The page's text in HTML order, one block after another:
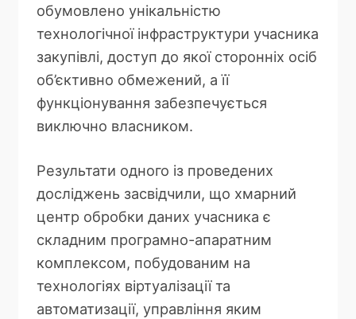
обумовлено унікальністю
технологічної інфраструктури учасника
закупівлі, доступ до якої сторонніх осіб
об’єктивно обмежений, а її
функціонування забезпечується
виключно власником.
Результати одного із проведених
досліджень засвідчили, що хмарний
центр обробки даних учасника є
складним програмно-апаратним
комплексом, побудованим на
технологіях віртуалізації та
автоматизації, управління яким